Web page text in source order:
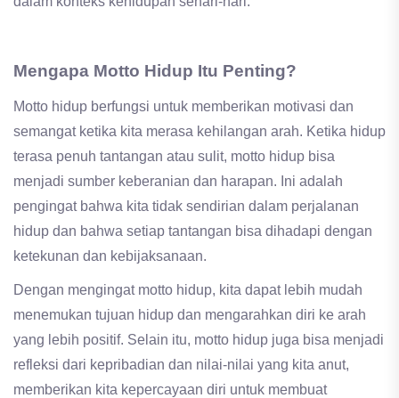
Mengapa Motto Hidup Itu Penting?
Motto hidup berfungsi untuk memberikan motivasi dan
semangat ketika kita merasa kehilangan arah. Ketika hidup
terasa penuh tantangan atau sulit, motto hidup bisa
menjadi sumber keberanian dan harapan. Ini adalah
pengingat bahwa kita tidak sendirian dalam perjalanan
hidup dan bahwa setiap tantangan bisa dihadapi dengan
ketekunan dan kebijaksanaan.
Dengan mengingat motto hidup, kita dapat lebih mudah
menemukan tujuan hidup dan mengarahkan diri ke arah
yang lebih positif. Selain itu, motto hidup juga bisa menjadi
refleksi dari kepribadian dan nilai-nilai yang kita anut,
memberikan kita kepercayaan diri untuk membuat